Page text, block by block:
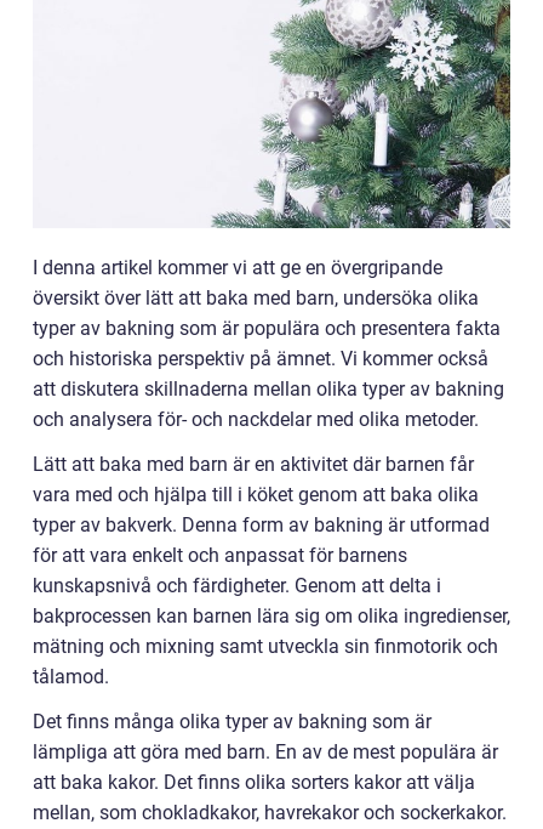
I denna artikel kommer vi att ge en övergripande
översikt över lätt att baka med barn, undersöka olika
typer av bakning som är populära och presentera fakta
och historiska perspektiv på ämnet. Vi kommer också
att diskutera skillnaderna mellan olika typer av bakning
och analysera för- och nackdelar med olika metoder.
Lätt att baka med barn är en aktivitet där barnen får
vara med och hjälpa till i köket genom att baka olika
typer av bakverk. Denna form av bakning är utformad
för att vara enkelt och anpassat för barnens
kunskapsnivå och färdigheter. Genom att delta i
bakprocessen kan barnen lära sig om olika ingredienser,
mätning och mixning samt utveckla sin finmotorik och
tålamod.
Det finns många olika typer av bakning som är
lämpliga att göra med barn. En av de mest populära är
att baka kakor. Det finns olika sorters kakor att välja
mellan, som chokladkakor, havrekakor och sockerkakor.